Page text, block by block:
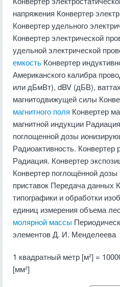
напряжения Конвертер
Конвертер удельного
Конвертер электрической
удельной электрической
емкость Конвертер
Американского калибра
или дБмВт), dBV (дБВ),
магнитодвижущей силы
магнитного поля Конвертер
магнитной индукции
поглощенной дозы
Радиоактивность. Конвертер
Радиация. Конвертер
Конвертер поглощённой
приставок Передача данных
типографики и обработки
единиц измерения объема
молярной массы
элементов Д. И. Менделеева
1 квадратный метр [м²] =
[мм²]